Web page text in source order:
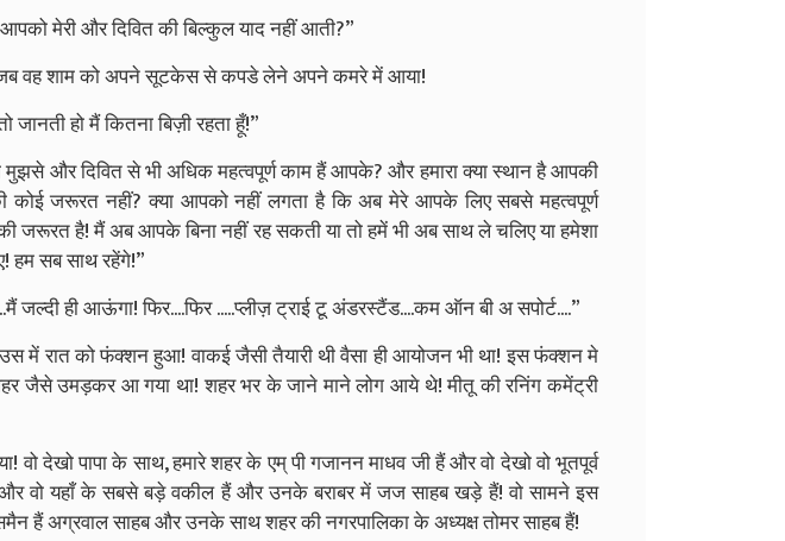
मेरी और दिवित की बिल्कुल याद नहीं आती?”
जब वह शाम को अपने सूटकेस से कपडे लेने अपने कमरे में आया!
जानती हो मैं कितना बिज़ी रहता हूँ!”
मुझसे और दिवित से भी अधिक महत्वपूर्ण काम हैं आपके? और हमारा क्या स्थान है आपकी
कोई जरूरत नहीं? क्या आपको नहीं लगता है कि अब मेरे आपके लिए सबसे महत्वपूर्ण
की जरूरत है! मैं अब आपके बिना नहीं रह सकती या तो हमें भी अब साथ ले चलिए या हमेशा
हम सब साथ रहेंगे!”
जल्दी ही आऊंगा! फिर....फिर .....प्लीज़ ट्राई टू अंडरस्टैंड....कम ऑन बी अ सपोर्ट....”
में रात को फंक्शन हुआ! वाकई जैसी तैयारी थी वैसा ही आयोजन भी था! इस फंक्शन मे
जैसे उमड़कर आ गया था! शहर भर के जाने माने लोग आये थे! मीतू की रनिंग कमेंट्री
वो देखो पापा के साथ, हमारे शहर के एम् पी गजानन माधव जी हैं और वो देखो वो भूतपूर्व
और वो यहाँ के सबसे बड़े वकील हैं और उनके बराबर में जज साहब खड़े हैं! वो सामने इस
हैं अग्रवाल साहब और उनके साथ शहर की नगरपालिका के अध्यक्ष तोमर साहब हैं!